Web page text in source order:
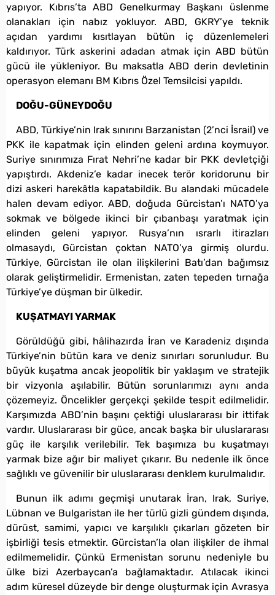
yapıyor. Kıbrıs’ta ABD Genelkurmay Başkanı üslenme
olanakları için nabız yokluyor. ABD, GKRY’ye teknik
açıdan yardımı kısıtlayan bütün iç düzenlemeleri
kaldırıyor. Türk askerini adadan atmak için ABD bütün
gücü ile yükleniyor. Bu maksatla ABD derin devletinin
operasyon elemanı BM Kıbrıs Özel Temsilcisi yapıldı.
DOĞU-GÜNEYDOĞU
ABD, Türkiye’nin Irak sınırını Barzanistan (2’nci İsrail) ve
PKK ile kapatmak için elinden geleni ardına koymuyor.
Suriye sınırımıza Fırat Nehri’ne kadar bir PKK devletçiği
yapıştırdı. Akdeniz’e kadar inecek terör koridorunu bir
dizi askeri harekâtla kapatabildik. Bu alandaki mücadele
halen devam ediyor. ABD, doğuda Gürcistan’ı NATO’ya
sokmak ve bölgede ikinci bir çıbanbaşı yaratmak için
elinden geleni yapıyor. Rusya’nın ısrarlı itirazları
olmasaydı, Gürcistan çoktan NATO’ya girmiş olurdu.
Türkiye, Gürcistan ile olan ilişkilerini Batı’dan bağımsız
olarak geliştirmelidir. Ermenistan, zaten tepeden tırnağa
Türkiye’ye düşman bir ülkedir.
KUŞATMAYI YARMAK
Görüldüğü gibi, hâlihazırda İran ve Karadeniz dışında
Türkiye’nin bütün kara ve deniz sınırları sorunludur. Bu
büyük kuşatma ancak jeopolitik bir yaklaşım ve stratejik
bir vizyonla aşılabilir. Bütün sorunlarımızı aynı anda
çözemeyiz. Öncelikler gerçekçi şekilde tespit edilmelidir.
Karşımızda ABD’nin başını çektiği uluslararası bir ittifak
vardır. Uluslararası bir güce, ancak başka bir uluslararası
güç ile karşılık verilebilir. Tek başımıza bu kuşatmayı
yarmak bize ağır bir maliyet çıkarır. Bu nedenle ilk önce
sağlıklı ve güvenilir bir uluslararası denklem kurulmalıdır.
Bunun ilk adımı geçmişi unutarak İran, Irak, Suriye,
Lübnan ve Bulgaristan ile her türlü gizli gündem dışında,
dürüst, samimi, yapıcı ve karşılıklı çıkarları gözeten bir
işbirliği tesis etmektir. Gürcistan’la olan ilişkiler de ihmal
edilmemelidir. Çünkü Ermenistan sorunu nedeniyle bu
ülke bizi Azerbaycan’a bağlamaktadır. Atılacak ikinci
adım küresel düzeyde bir denge oluşturmak için Avrasya